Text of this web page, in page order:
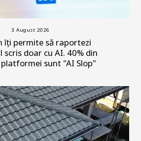
3 August 2026
îți permite să raportezi
scris doar cu AI. 40% din
sunt "AI Slop"